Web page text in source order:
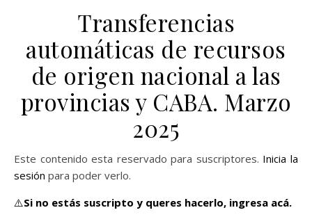
Transferencias
automáticas de recursos
de origen nacional a las
provincias y CABA. Marzo
2025
Este contenido esta reservado para suscriptores. Inicia la
sesión para poder verlo.
⚠️Si no estás suscripto y queres hacerlo, ingresa acá.